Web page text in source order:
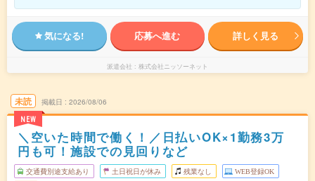
気になる! 応募へ進む 詳しく見る
派遣会社 株式会社ニッソーネット
未読
NEW
掲載日 2026/08/06
＼空いた時間で働く！／日払いOK×1勤務3万
円も可！施設での見回りなど
交通費別途支給あり 土日祝日が休み 残業なし WEB登録OK